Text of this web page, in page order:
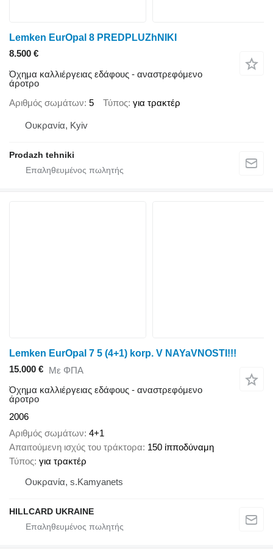
Lemken EurOpal 8 PREDPLUZhNIKI
8.500 €
Όχημα καλλιέργειας εδάφους - αναστρεφόμενο
άροτρο
Αριθμός σωμάτων 5 Τύπος για τρακτέρ
Ουκρανία, Kyiv
Prodazh tehniki
Lemken EurOpal 7 5 (4+1) korp. V NAYaVNOSTI!!!
15.000 € Με ΦΠΑ
Όχημα καλλιέργειας εδάφους - αναστρεφόμενο
άροτρο
2006
Αριθμός σωμάτων 4+1
Απαιτούμενη ισχύς του τράκτορα 150 ίπποδύναμη
Τύπος για τρακτέρ
Ουκρανία, s.Kamyanets
HILLCARD UKRAINE